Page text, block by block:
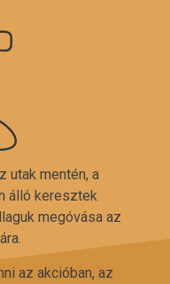
utak mentén, a
álló keresztek
megóvása az
az akcióban, az